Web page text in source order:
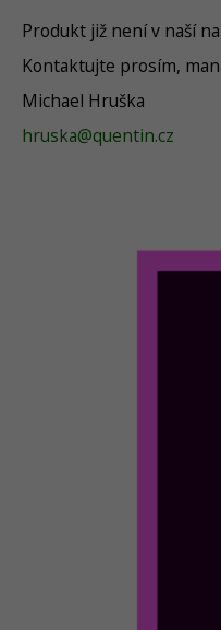
Produkt již není v naší
Kontaktujte prosím,
Michael Hruška
hruska@quentin.cz